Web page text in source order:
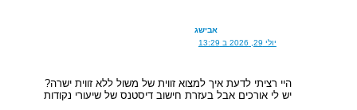
אבישג
יולי 29, 2026 ב 13:29
היי רציתי לדעת איך למצוא זווית של משול ללא זווית ישרה?
יש לי אורכים אבל בעזרת חישוב דיסטנס של שיעורי נקודות